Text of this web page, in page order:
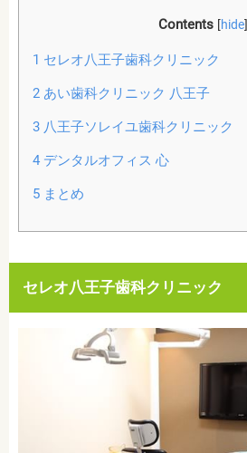
Contents [hide]
1 セレオ八王子歯科クリニック
2あい歯科クリニック 八王子
3八王子ソレイユ歯科クリニック
4デンタルオフィス 心
5まとめ
セレオ八王子歯科クリニック